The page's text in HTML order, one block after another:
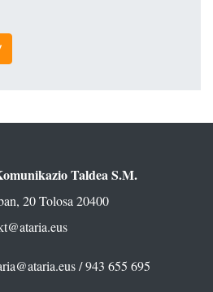
Taldea S.M.
20 Tolosa 20400
/ 943 655 695